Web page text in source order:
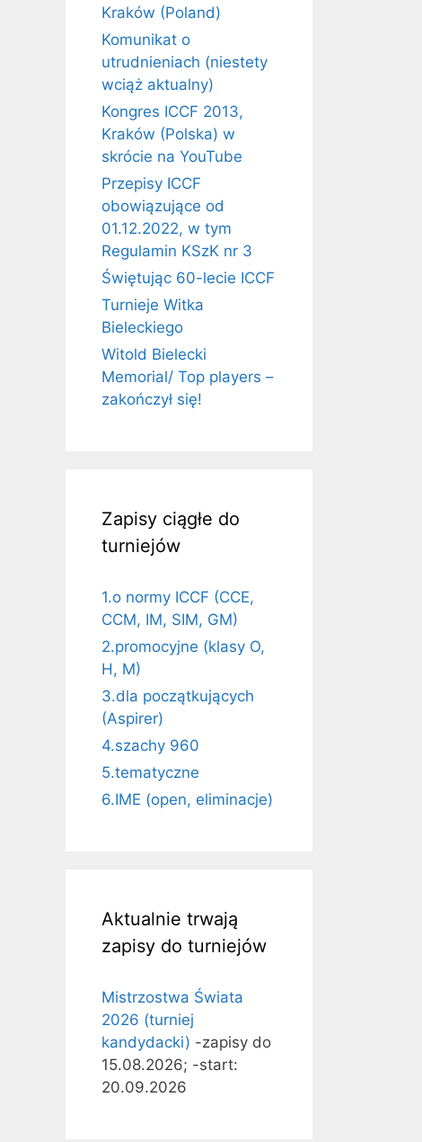
Kraków (Poland)
Komunikat o
utrudnieniach (niestety
wciąż aktualny)
Kongres ICCF 2013,
Kraków (Polska) w
skrócie na YouTube
Przepisy ICCF
obowiązujące od
01.12.2022, w tym
Regulamin KSzK nr 3
Świętując 60-lecie ICCF
Turnieje Witka
Bieleckiego
Witold Bielecki
Memorial/ Top players –
zakończył się!
Zapisy ciągłe do
turniejów
1.o normy ICCF (CCE,
CCM, IM, SIM, GM)
2.promocyjne (klasy O,
H, M)
3.dla początkujących
(Aspirer)
4.szachy 960
5.tematyczne
6.IME (open, eliminacje)
Aktualnie trwają
zapisy do turniejów
Mistrzostwa Świata
2026 (turniej
kandydacki) -zapisy do
15.08.2026; -start:
20.09.2026